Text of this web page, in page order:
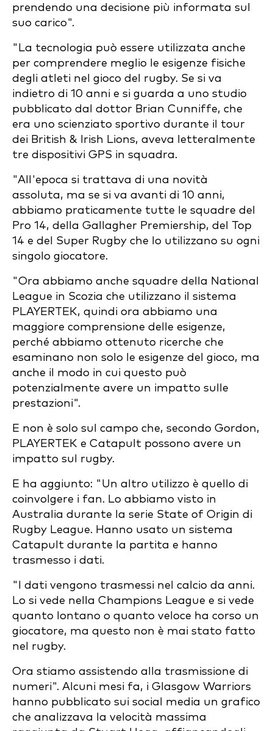
prendendo una decisione più informata sul
suo carico".
"La tecnologia può essere utilizzata anche
per comprendere meglio le esigenze fisiche
degli atleti nel gioco del rugby. Se si va
indietro di 10 anni e si guarda a uno studio
pubblicato dal dottor Brian Cunniffe, che
era uno scienziato sportivo durante il tour
dei British & Irish Lions, aveva letteralmente
tre dispositivi GPS in squadra.
"All'epoca si trattava di una novità
assoluta, ma se si va avanti di 10 anni,
abbiamo praticamente tutte le squadre del
Pro 14, della Gallagher Premiership, del Top
14 e del Super Rugby che lo utilizzano su ogni
singolo giocatore.
"Ora abbiamo anche squadre della National
League in Scozia che utilizzano il sistema
PLAYERTEK, quindi ora abbiamo una
maggiore comprensione delle esigenze,
perché abbiamo ottenuto ricerche che
esaminano non solo le esigenze del gioco, ma
anche il modo in cui questo può
potenzialmente avere un impatto sulle
prestazioni".
E non è solo sul campo che, secondo Gordon,
PLAYERTEK e Catapult possono avere un
impatto sul rugby.
E ha aggiunto: "Un altro utilizzo è quello di
coinvolgere i fan. Lo abbiamo visto in
Australia durante la serie State of Origin di
Rugby League. Hanno usato un sistema
Catapult durante la partita e hanno
trasmesso i dati.
"I dati vengono trasmessi nel calcio da anni.
Lo si vede nella Champions League e si vede
quanto lontano o quanto veloce ha corso un
giocatore, ma questo non è mai stato fatto
nel rugby.
Ora stiamo assistendo alla trasmissione di
numeri". Alcuni mesi fa, i Glasgow Warriors
hanno pubblicato sui social media un grafico
che analizzava la velocità massima